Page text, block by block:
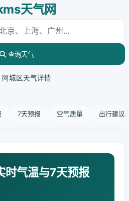
天气网
查询天气
阿城区天气详情
7天预报 空气质量 出行建议
时气温与7天预报